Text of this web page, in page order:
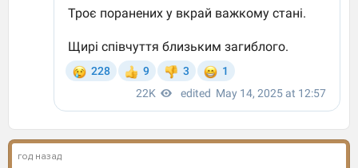
год назад